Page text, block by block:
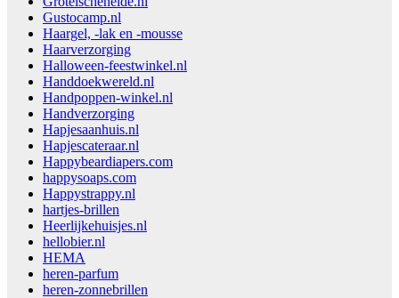
Gustocamp.nl
Haargel, -lak en -mousse
Haarverzorging
Halloween-feestwinkel.nl
Handdoekwereld.nl
Handpoppen-winkel.nl
Handverzorging
Hapjesaanhuis.nl
Hapjescateraar.nl
Happybeardiapers.com
happysoaps.com
Happystrappy.nl
hartjes-brillen
Heerlijkehuisjes.nl
hellobier.nl
HEMA
heren-parfum
heren-zonnebrillen